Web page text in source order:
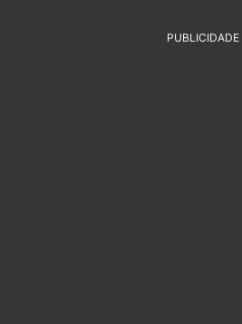
PUBLICIDADE